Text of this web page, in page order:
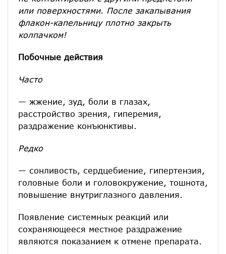
или поверхностями. После закапывания
флакон-капельницу плотно закрыть
колпачком!
Побочные действия
Часто
— жжение, зуд, боли в глазах,
расстройство зрения, гиперемия,
раздражение конъюнктивы.
Редко
— сонливость, сердцебиение, гипертензия,
головные боли и головокружение, тошнота,
повышение внутриглазного давления.
Появление системных реакций или
сохраняющееся местное раздражение
являются показанием к отмене препарата.